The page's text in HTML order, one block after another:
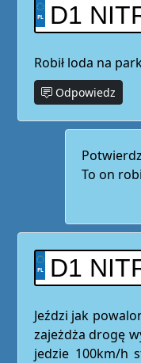
D1
Robił loda na
Odpowiedz
To on
D1
Jeździ jak
zajeżdża drogę
jedzie 100km/h